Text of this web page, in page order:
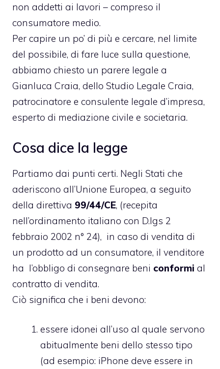
non addetti ai lavori – compreso il
consumatore medio.
Per capire un po’ di più e cercare, nel limite
del possibile, di fare luce sulla questione,
abbiamo chiesto un parere legale a
Gianluca Craia, dello Studio Legale Craia,
patrocinatore e consulente legale d’impresa,
esperto di mediazione civile e societaria.
Cosa dice la legge
Partiamo dai punti certi. Negli Stati che
aderiscono all’Unione Europea, a seguito
della direttiva 99/44/CE, (recepita
nell’ordinamento italiano con D.lgs 2
febbraio 2002 n° 24), in caso di vendita di
un prodotto ad un consumatore, il venditore
ha l’obbligo di consegnare beni conformi al
contratto di vendita.
Ciò significa che i beni devono:
essere idonei all’uso al quale servono
abitualmente beni dello stesso tipo
(ad esempio: iPhone deve essere in